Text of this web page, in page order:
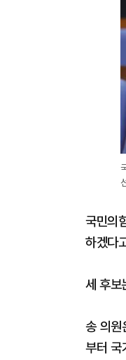
국민의
하겠다
세 후보
송 의원
부터 국